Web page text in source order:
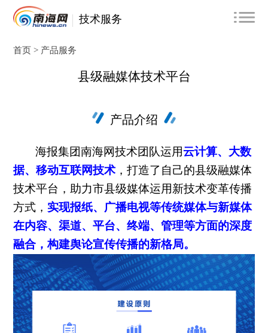
技术服务
首页 > 产品服务
县级融媒体技术平台
产品介绍
海报集团南海网技术团队运用云计算、大数
据、移动互联网技术 ，打造了自己的县级融媒体
技术平台，助力市县级媒体运用新技术变革传播
方式， 实现报纸、广播电视等传统媒体与新媒体
在内容、渠道、平台、终端、管理等方面的深度
融合，构建舆论宣传传播的新格局。